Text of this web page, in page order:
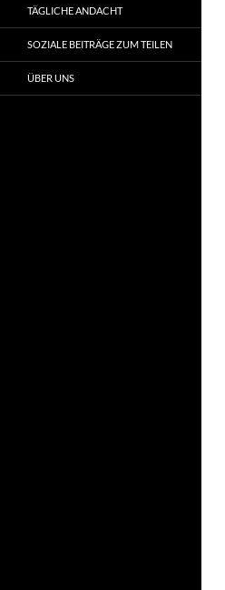
TÄGLICHE ANDACHT
SOZIALE BEITRÄGE ZUM TEILEN
ÜBER UNS